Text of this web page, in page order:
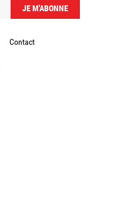
Contact